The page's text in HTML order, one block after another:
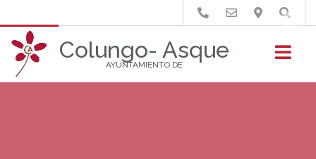
Colungo- Asque
AYUNTAMIENTO DE
Buscar